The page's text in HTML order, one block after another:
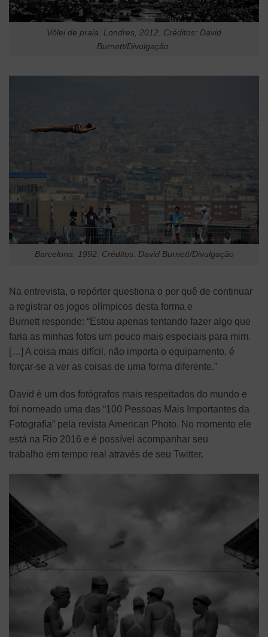
Vôlei de praia. Londres, 2012. Créditos: David
Burnett/Divulgação.
Barcelona, 1992. Créditos: David Burnett/Divulgação
Na entrevista, o repórter questiona o por quê de continuar
a registrar os jogos olímpicos desta forma e
Burnett responde: “Estou apenas tentando fazer algo que
faria as minhas fotos um pouco mais especiais para mim.
[…] A coisa mais difícil, não importa o equipamento, é
forçar-se a ver as coisas de uma forma diferente.”
David é um dos fotógrafos mais respeitados do mundo e
foi nomeado uma das “100 Pessoas Mais Importantes da
Fotografia” pela revista American Photo. No momento ele
está na Rio 2016 e é possível acompanhar seu
trabalho em tempo real através de seu Twitter.